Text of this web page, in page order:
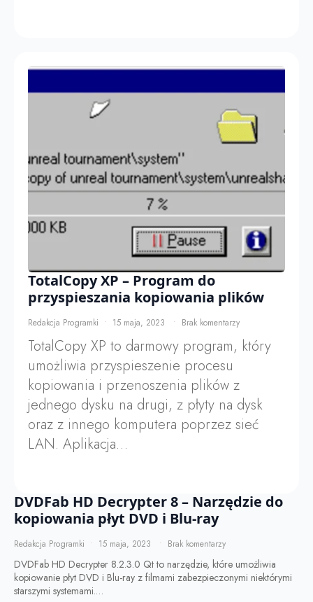
TotalCopy XP – Program do
przyspieszania kopiowania plików
Redakcja Programki 15 maja, 2023 Brak komentarzy
TotalCopy XP to darmowy program, który
umożliwia przyspieszenie procesu
kopiowania i przenoszenia plików z
jednego dysku na drugi, z płyty na dysk
oraz z innego komputera poprzez sieć
LAN. Aplikacja…
DVDFab HD Decrypter 8 – Narzędzie do
kopiowania płyt DVD i Blu-ray
Redakcja Programki 15 maja, 2023 Brak komentarzy
DVDFab HD Decrypter 8.2.3.0 Qt to narzędzie, które umożliwia
kopiowanie płyt DVD i Blu-ray z filmami zabezpieczonymi niektórymi
starszymi systemami.…